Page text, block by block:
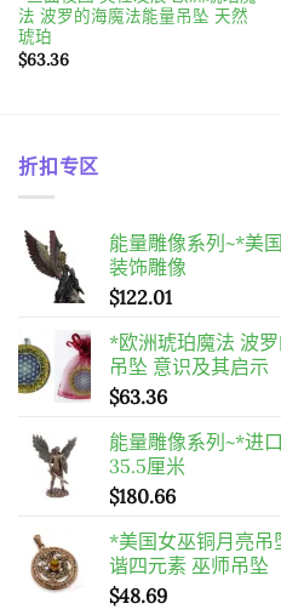
法 波罗的海魔法能量吊坠 天然
琥珀
$63.36
折扣专区
能量雕像系列~*美
装饰雕像
$122.01
*欧洲琥珀魔法 波
吊坠 意识及其启示
$63.36
能量雕像系列~*进
35.5厘米
$180.66
*美国女巫铜月亮吊
谐四元素 巫师吊坠
$48.69